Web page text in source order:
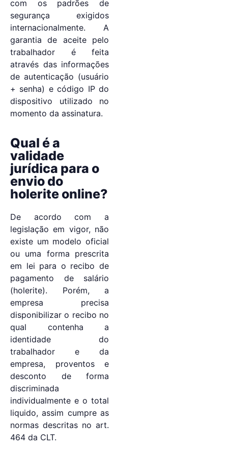
com os padrões de
segurança exigidos
internacionalmente. A
garantia de aceite pelo
trabalhador é feita
através das informações
de autenticação (usuário
+ senha) e código IP do
dispositivo utilizado no
momento da assinatura.
Qual é a
validade
jurídica para o
envio do
holerite online?
De acordo com a
legislação em vigor, não
existe um modelo oficial
ou uma forma prescrita
em lei para o recibo de
pagamento de salário
(holerite). Porém, a
empresa precisa
disponibilizar o recibo no
qual contenha a
identidade do
trabalhador e da
empresa, proventos e
desconto de forma
discriminada
individualmente e o total
liquido, assim cumpre as
normas descritas no art.
464 da CLT.